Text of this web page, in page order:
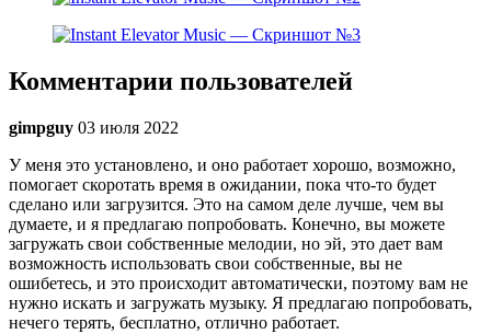
Комментарии пользователей
gimpguy 03 июля 2022
У меня это установлено, и оно работает хорошо, возможно,
помогает скоротать время в ожидании, пока что-то будет
сделано или загрузится. Это на самом деле лучше, чем вы
думаете, и я предлагаю попробовать. Конечно, вы можете
загружать свои собственные мелодии, но эй, это дает вам
возможность использовать свои собственные, вы не
ошибетесь, и это происходит автоматически, поэтому вам не
нужно искать и загружать музыку. Я предлагаю попробовать,
нечего терять, бесплатно, отлично работает.